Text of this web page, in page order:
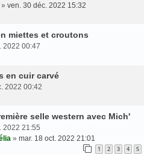
» ven. 30 déc. 2022 15:32
miettes et croutons
2022 00:47
en cuir carvé
2022 00:42
selle western avec Mich'
2022 21:55
» mar. 18 oct. 2022 21:01
1 2 3 4 5